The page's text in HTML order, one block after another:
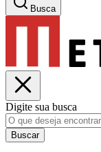
Busca
Digite sua busca
Buscar